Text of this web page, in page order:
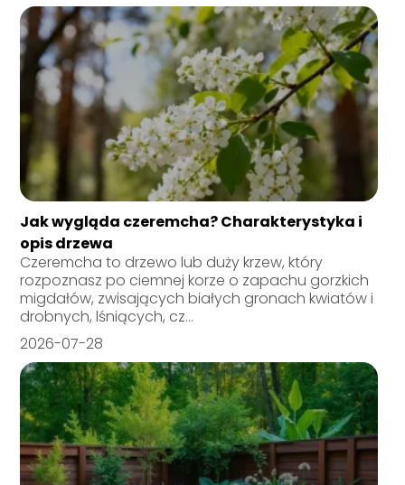
Jak wygląda czeremcha? Charakterystyka i
opis drzewa
Czeremcha to drzewo lub duży krzew, który
rozpoznasz po ciemnej korze o zapachu gorzkich
migdałów, zwisających białych gronach kwiatów i
drobnych, lśniących, cz...
2026-07-28